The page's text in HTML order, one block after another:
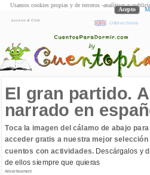
acceso al Club
Children Stories
El gran partido.
narrado en
Toca la imagen del cálamo de abajo para
acceder gratis a nuestra mejor selección
cuentos con actividades.Descárgalos y
de ellos siempre que quieras
Advertisement
Usamos cookies propias y de terceros -analíticas y
Acepto